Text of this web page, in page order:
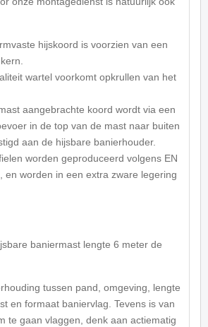
hijskoord is voorzien van een
wartel voorkomt opkrullen van het
aangebrachte koord wordt via een
in de top van de mast naar buiten
aan de hijsbare banierhouder.
worden geproduceerd volgens EN
en worden in een extra zware legering
baniermast lengte 6 meter de
tussen pand, omgeving, lengte
en formaat baniervlag. Tevens is van
te gaan vlaggen, denk aan actiematig